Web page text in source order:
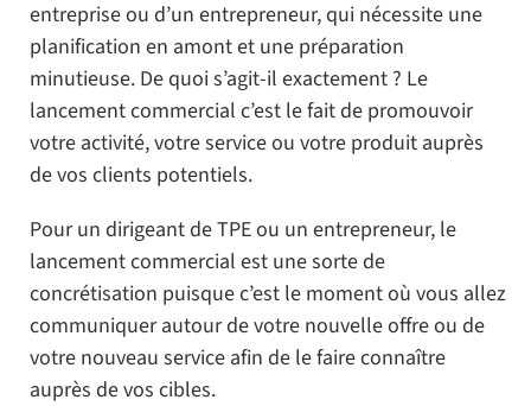
entreprise ou d’un entrepreneur, qui nécessite une
planification en amont et une préparation
minutieuse. De quoi s’agit-il exactement ? Le
lancement commercial c’est le fait de promouvoir
votre activité, votre service ou votre produit auprès
de vos clients potentiels.
Pour un dirigeant de TPE ou un entrepreneur, le
lancement commercial est une sorte de
concrétisation puisque c’est le moment où vous allez
communiquer autour de votre nouvelle offre ou de
votre nouveau service afin de le faire connaître
auprès de vos cibles.